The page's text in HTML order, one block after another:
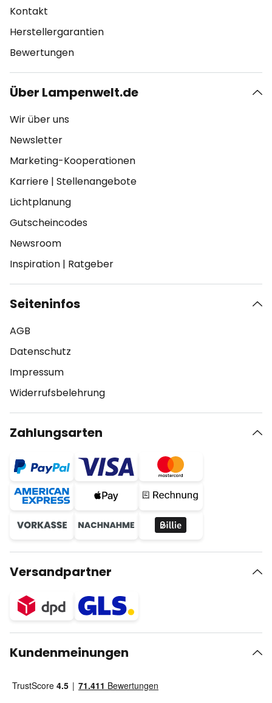
Kontakt
Herstellergarantien
Bewertungen
Über Lampenwelt.de
Wir über uns
Newsletter
Marketing-Kooperationen
Karriere | Stellenangebote
Lichtplanung
Gutscheincodes
Newsroom
Inspiration | Ratgeber
Seiteninfos
AGB
Datenschutz
Impressum
Widerrufsbelehrung
Zahlungsarten
Versandpartner
Kundenmeinungen